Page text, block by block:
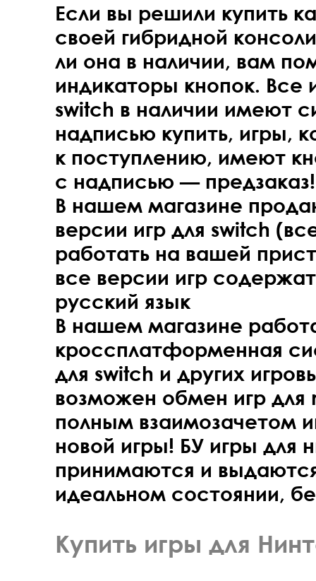
Если вы решили купить
своей гибридной
ли она в наличии, вам
индикаторы кнопок. Все
switch в наличии имеют
надписью купить, игры,
к поступлению, имеют
с надписью — предзаказ!
В нашем магазине
версии игр для switch
работать на вашей
все версии игр
русский язык
В нашем магазине
кроссплатформенная
для switch и других
возможен обмен игр для
полным взаимозачетом
новой игры! БУ игры для
принимаются и
идеальном состоянии,
Купить игры для